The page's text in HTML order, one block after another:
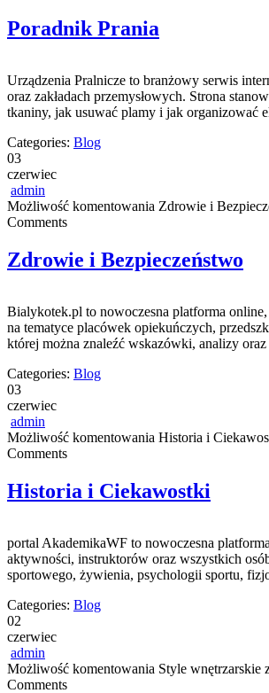
Poradnik Prania
Urządzenia Pralnicze to branżowy serwis
oraz zakładach przemysłowych. Strona
tkaniny, jak usuwać plamy i jak organizować
Categories: Blog
03
czerwiec
admin
Możliwość komentowania Zdrowie i
Comments
Zdrowie i Bezpieczeństwo
Bialykotek.pl to nowoczesna platforma
na tematyce placówek opiekuńczych,
której można znaleźć wskazówki, analizy
Categories: Blog
03
czerwiec
admin
Możliwość komentowania Historia i
Comments
Historia i Ciekawostki
portal AkademikaWF to nowoczesna
aktywności, instruktorów oraz wszystkich
sportowego, żywienia, psychologii sportu,
Categories: Blog
02
czerwiec
admin
Możliwość komentowania Style wnętrzarskie
Comments